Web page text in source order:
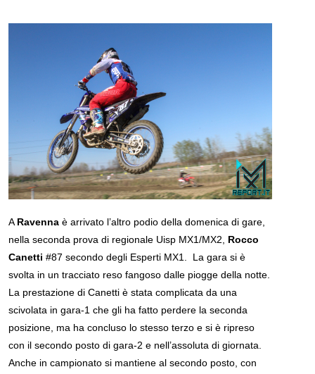
A Ravenna è arrivato l’altro podio della domenica di gare,
nella seconda prova di regionale Uisp MX1/MX2, Rocco
Canetti #87 secondo degli Esperti MX1. La gara si è
svolta in un tracciato reso fangoso dalle piogge della notte.
La prestazione di Canetti è stata complicata da una
scivolata in gara-1 che gli ha fatto perdere la seconda
posizione, ma ha concluso lo stesso terzo e si è ripreso
con il secondo posto di gara-2 e nell’assoluta di giornata.
Anche in campionato si mantiene al secondo posto, con